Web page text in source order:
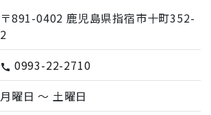
〒891-0402 鹿児島県指宿市十町352-
2
call 0993-22-2710
月曜日 〜 土曜日